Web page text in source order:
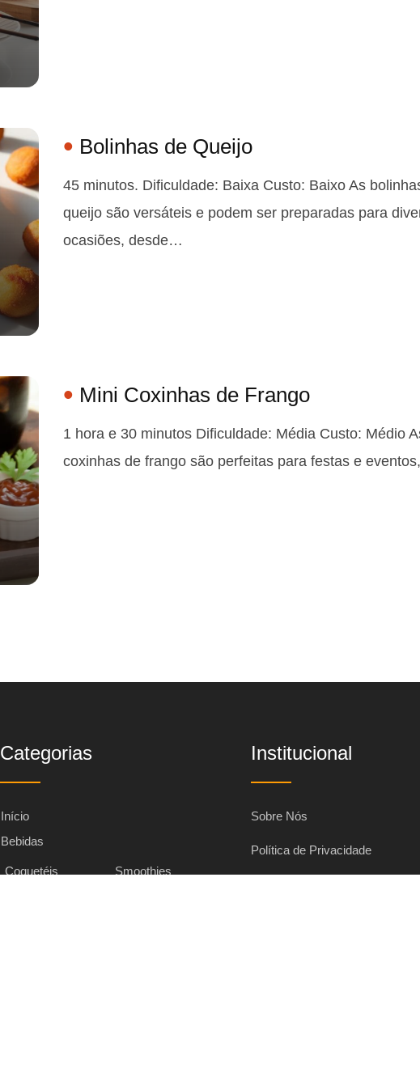
Bolinhas de Queijo
45 minutos. Dificuldade: Baixa Custo: Baixo As
queijo são versáteis e podem ser preparadas para
ocasiões, desde…
Mini Coxinhas de Frango
1 hora e 30 minutos Dificuldade: Média Custo: Médio
coxinhas de frango são perfeitas para festas e
Categorias
Início
Bebidas
Coquetéis
Smoothies
Institucional
Sobre Nós
Política de Privacidade